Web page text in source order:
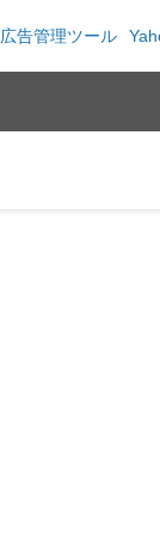
広告管理ツール